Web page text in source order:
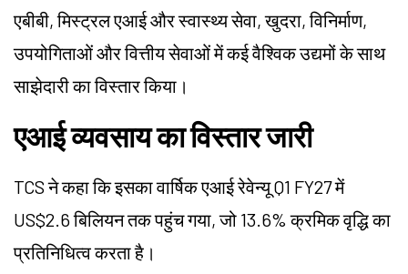
एबीबी, मिस्ट्रल एआई और स्वास्थ्य सेवा, खुदरा, विनिर्माण,
उपयोगिताओं और वित्तीय सेवाओं में कई वैश्विक उद्यमों के साथ
साझेदारी का विस्तार किया।
एआई व्यवसाय का विस्तार जारी
TCS ने कहा कि इसका वार्षिक एआई रेवेन्यू Q1 FY27 में
US$2.6 बिलियन तक पहुंच गया, जो 13.6% क्रमिक वृद्धि का
प्रतिनिधित्व करता है।